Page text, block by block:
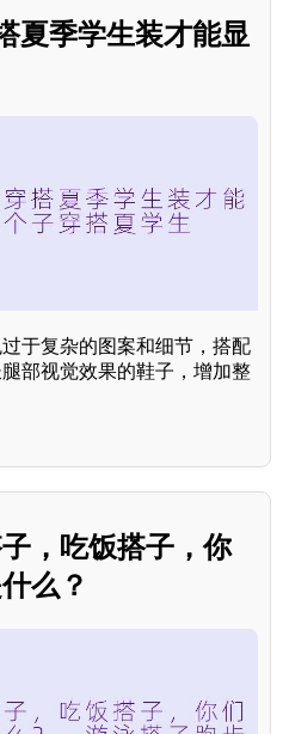
夏季学生装才能显
于复杂的图案和细节，搭配
部视觉效果的鞋子，增加整
，吃饭搭子，你
么？